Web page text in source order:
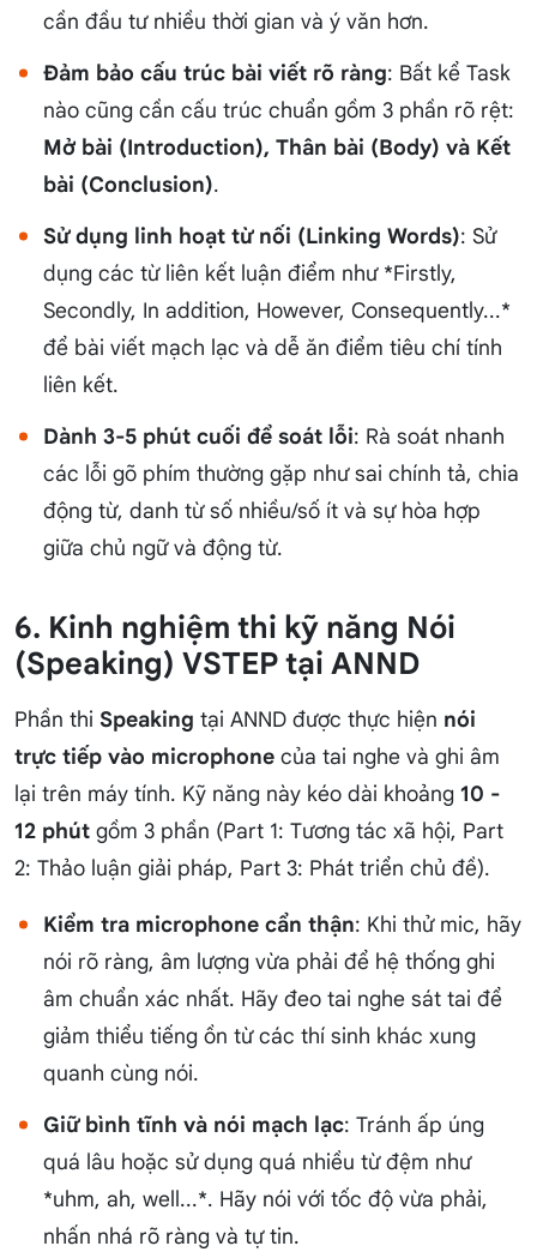
cần đầu tư nhiều thời gian và ý văn hơn.
Đảm bảo cấu trúc bài viết rõ ràng: Bất kể Task
nào cũng cần cấu trúc chuẩn gồm 3 phần rõ rệt:
Mở bài (Introduction), Thân bài (Body) và Kết
bài (Conclusion).
Sử dụng linh hoạt từ nối (Linking Words): Sử
dụng các từ liên kết luận điểm như *Firstly,
Secondly, In addition, However, Consequently...*
để bài viết mạch lạc và dễ ăn điểm tiêu chí tính
liên kết.
Dành 3-5 phút cuối để soát lỗi: Rà soát nhanh
các lỗi gõ phím thường gặp như sai chính tả, chia
động từ, danh từ số nhiều/số ít và sự hòa hợp
giữa chủ ngữ và động từ.
6. Kinh nghiệm thi kỹ năng Nói
(Speaking) VSTEP tại ANND
Phần thi Speaking tại ANND được thực hiện nói
trực tiếp vào microphone của tai nghe và ghi âm
lại trên máy tính. Kỹ năng này kéo dài khoảng 10 -
12 phút gồm 3 phần (Part 1: Tương tác xã hội, Part
2: Thảo luận giải pháp, Part 3: Phát triển chủ đề).
Kiểm tra microphone cẩn thận: Khi thử mic, hãy
nói rõ ràng, âm lượng vừa phải để hệ thống ghi
âm chuẩn xác nhất. Hãy đeo tai nghe sát tai để
giảm thiểu tiếng ồn từ các thí sinh khác xung
quanh cùng nói.
Giữ bình tĩnh và nói mạch lạc: Tránh ấp úng
quá lâu hoặc sử dụng quá nhiều từ đệm như
*uhm, ah, well...*. Hãy nói với tốc độ vừa phải,
nhấn nhá rõ ràng và tự tin.